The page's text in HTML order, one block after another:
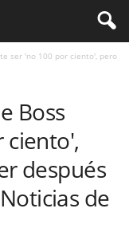
ser 'no 100 por ciento', pero
Boss
ciento',
después
de